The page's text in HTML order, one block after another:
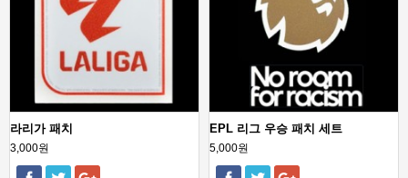
라리가 패치
3,000원
EPL 리그 우승 패치 세트
5,000원